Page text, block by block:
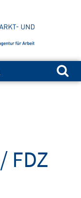
Suchen nach:
FDZ